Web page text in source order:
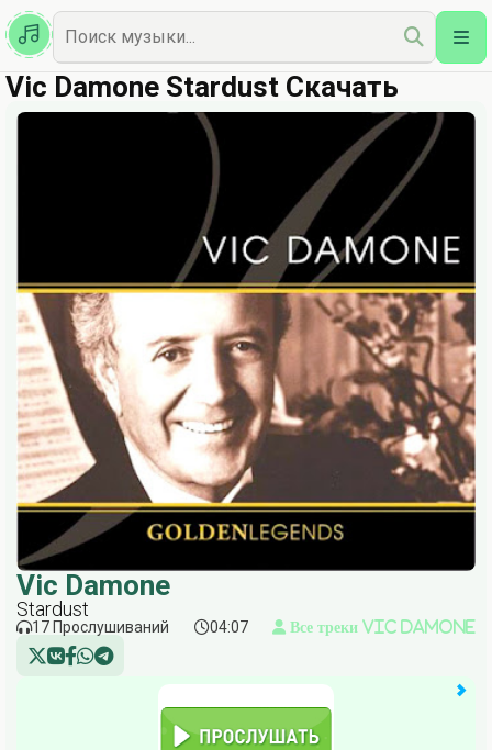
Казахская
Наш Топ
Vic Damone Stardust Скачать
Vic Damone
Stardust
17 Прослушиваний 04:07 Все треки Vic Damone